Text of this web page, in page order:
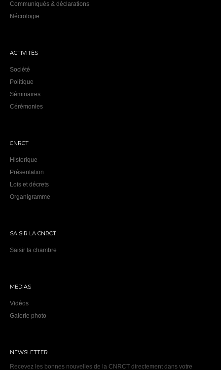
Communiqués & déclarations
Nécrologie
ACTIVITÉS
Société
Politique
Séminaires
Cérémonies
CNRCT
Historique
Présentation
Lois et décrets
Organigramme
SAISIR LA CNRCT
Saisir la chambre
MEDIAS
Vidéos
Galerie photo
NEWSLETTER
Recevez les bonnes nouvelles de la CNRCT directement dans votre